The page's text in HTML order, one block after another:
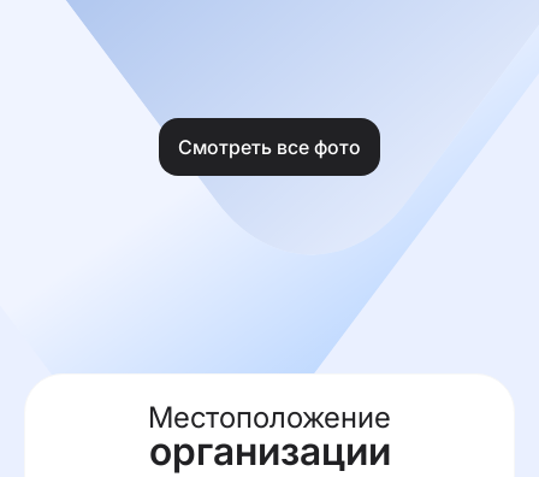
Смотреть все фото
Местоположение
организации